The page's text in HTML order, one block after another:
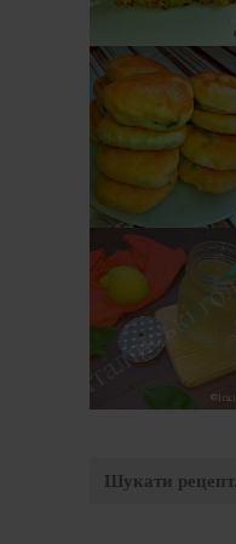
ПИРІЖКИ ЗІ
ШПИНАТОМ І
СИРОМ
ЛИМОНАД З
БАЗИЛІКОМ
(LIMONATA
BASILICO)